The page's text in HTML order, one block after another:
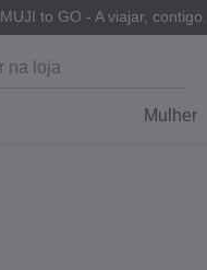
MUJI to GO - A viajar, contigo.
Mulher